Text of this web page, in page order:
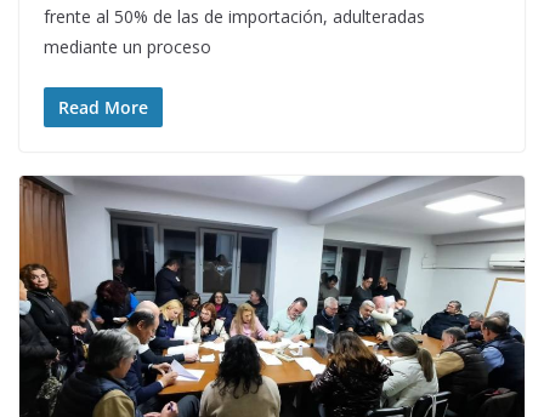
frente al 50% de las de importación, adulteradas
mediante un proceso
Read More